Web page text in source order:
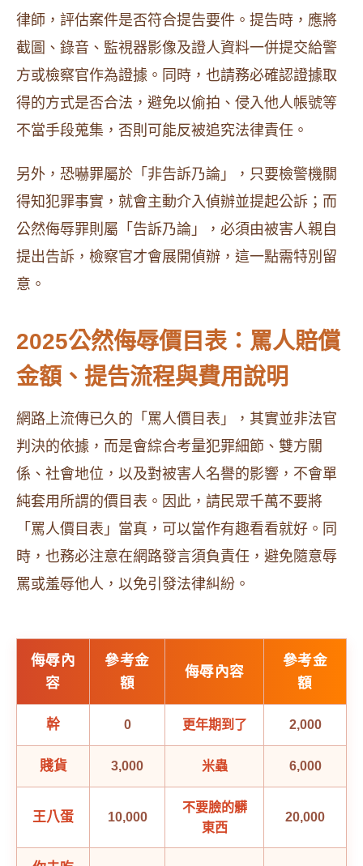
律師，評估案件是否符合提告要件。提告時，應將
截圖、錄音、監視器影像及證人資料一併提交給警
方或檢察官作為證據。同時，也請務必確認證據取
得的方式是否合法，避免以偷拍、侵入他人帳號等
不當手段蒐集，否則可能反被追究法律責任。
另外，恐嚇罪屬於「非告訴乃論」，只要檢警機關
得知犯罪事實，就會主動介入偵辦並提起公訴；而
公然侮辱罪則屬「告訴乃論」，必須由被害人親自
提出告訴，檢察官才會展開偵辦，這一點需特別留
意。
2025公然侮辱價目表：罵人賠償
金額、提告流程與費用說明
網路上流傳已久的「罵人價目表」，其實並非法官
判決的依據，而是會綜合考量犯罪細節、雙方關
係、社會地位，以及對被害人名譽的影響，不會單
純套用所謂的價目表。因此，請民眾千萬不要將
「罵人價目表」當真，可以當作有趣看看就好。同
時，也務必注意在網路發言須負責任，避免隨意辱
罵或羞辱他人，以免引發法律糾紛。
侮辱內
容
參考金
額
侮辱內容
參考金
額
幹 0 更年期到了 2,000
賤貨 3,000 米蟲 6,000
王八蛋 10,000
不要臉的髒
東西
20,000